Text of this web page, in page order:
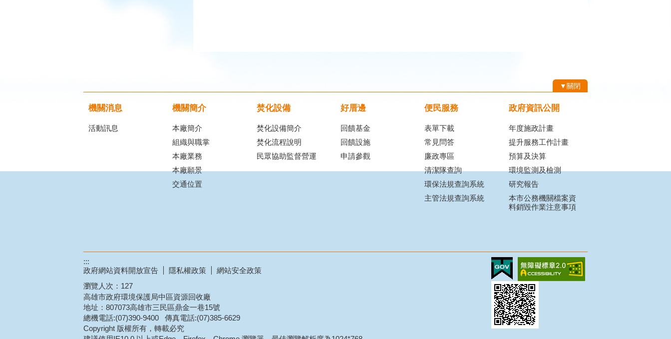
▼關閉
機關消息
活動訊息
機關簡介
本廠簡介
組織與職掌
本廠業務
本廠願景
交通位置
焚化設備
焚化設備簡介
焚化流程說明
民眾協助監督營運
好厝邊
回饋基金
回饋設施
申請參觀
便民服務
表單下載
常見問答
廉政專區
清潔隊查詢
環保法規查詢系統
主管法規查詢系統
政府資訊公開
年度施政計畫
提升服務工作計畫
預算及決算
環境監測及檢測
研究報告
本市公務機關檔案資
料銷毀作業注意事項
:::
政府網站資料開放宣告
隱私權政策
網站安全政策
瀏覽人次： 127
高雄市政府環境保護局中區資源回收廠
地址：807073高雄市三民區鼎金一巷15號
總機電話:(07)390-9400 傳真電話:(07)385-6629
Copyright 版權所有，轉載必究